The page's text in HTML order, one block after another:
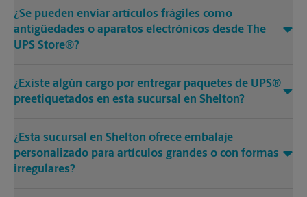
¿Se pueden enviar artículos frágiles como
antigüedades o aparatos electrónicos desde The
UPS Store®?
¿Existe algún cargo por entregar paquetes de UPS®
preetiquetados en esta sucursal en Shelton?
¿Esta sucursal en Shelton ofrece embalaje
personalizado para artículos grandes o con formas
irregulares?